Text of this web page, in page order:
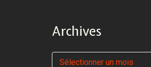
Archives
A